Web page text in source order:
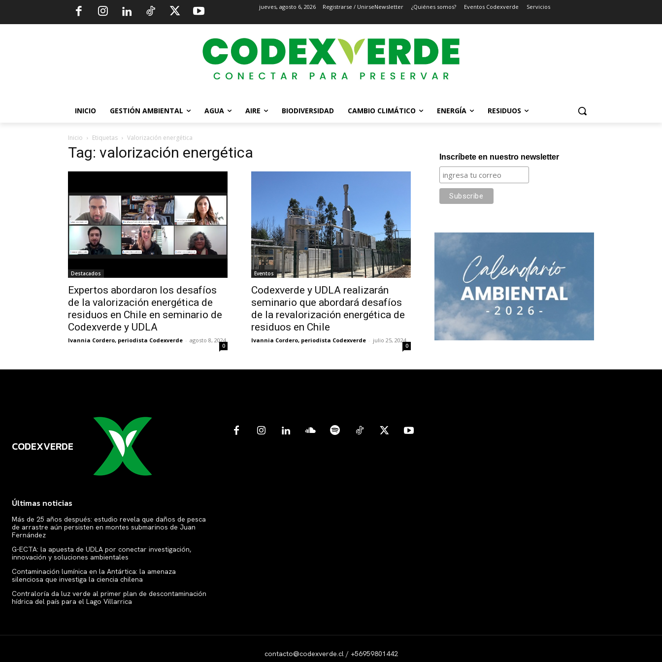
jueves, agosto 6, 2026 Registrarse / UnirseNewsletter ¿Quiénes somos? Eventos Codexverde Servicios
INICIO GESTIÓN AMBIENTAL AGUA AIRE BIODIVERSIDAD CAMBIO CLIMÁTICO ENERGÍA RESIDUOS
Inicio Etiquetas Valorización energética
Tag: valorización energética
Destacados
Expertos abordaron los desafíos
de la valorización energética de
residuos en Chile en seminario de
Codexverde y UDLA
Ivannia Cordero, periodista Codexverde - agosto 8, 2024
0
Eventos
Codexverde y UDLA realizarán
seminario que abordará desafíos
de la revalorización energética de
residuos en Chile
Ivannia Cordero, periodista Codexverde - julio 25, 2024
0
Inscríbete en nuestro newsletter
CODEXVERDE
Últimas noticias
Más de 25 años después: estudio revela que daños de pesca
de arrastre aún persisten en montes submarinos de Juan
Fernández
G-ECTA: la apuesta de UDLA por conectar investigación,
innovación y soluciones ambientales
Contaminación lumínica en la Antártica: la amenaza
silenciosa que investiga la ciencia chilena
Contraloría da luz verde al primer plan de descontaminación
hídrica del país para el Lago Villarrica
contacto@codexverde.cl / +56959801442